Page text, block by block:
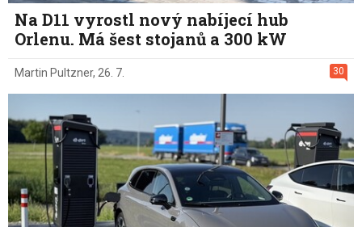
Na D11 vyrostl nový nabíjecí hub
Orlenu. Má šest stojanů a 300 kW
30
Martin Pultzner, 26. 7.